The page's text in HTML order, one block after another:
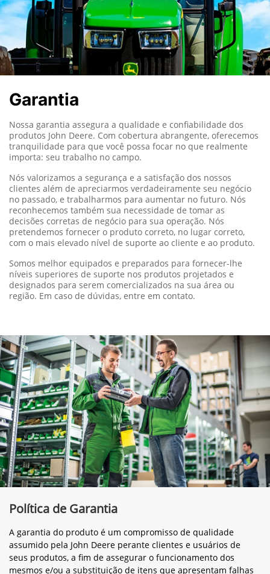
Garantia
Nossa garantia assegura a qualidade e confiabilidade dos
produtos John Deere. Com cobertura abrangente, oferecemos
tranquilidade para que você possa focar no que realmente
importa: seu trabalho no campo.
Nós valorizamos a segurança e a satisfação dos nossos
clientes além de apreciarmos verdadeiramente seu negócio
no passado, e trabalharmos para aumentar no futuro. Nós
reconhecemos também sua necessidade de tomar as
decisões corretas de negócio para sua operação. Nós
pretendemos fornecer o produto correto, no lugar correto,
com o mais elevado nível de suporte ao cliente e ao produto.
Somos melhor equipados e preparados para fornecer-lhe
níveis superiores de suporte nos produtos projetados e
designados para serem comercializados na sua área ou
região. Em caso de dúvidas, entre em contato.
Política de Garantia
A garantia do produto é um compromisso de qualidade
assumido pela John Deere perante clientes e usuários de
seus produtos, a fim de assegurar o funcionamento dos
mesmos e/ou a substituição de itens que apresentam falhas